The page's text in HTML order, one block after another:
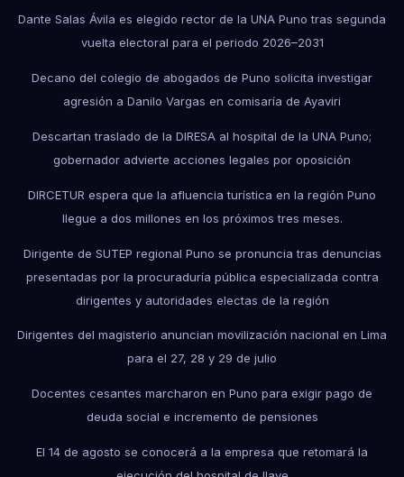
Dante Salas Ávila es elegido rector de la UNA Puno tras segunda
vuelta electoral para el periodo 2026–2031
Decano del colegio de abogados de Puno solicita investigar
agresión a Danilo Vargas en comisaría de Ayaviri
Descartan traslado de la DIRESA al hospital de la UNA Puno;
gobernador advierte acciones legales por oposición
DIRCETUR espera que la afluencia turística en la región Puno
llegue a dos millones en los próximos tres meses.
Dirigente de SUTEP regional Puno se pronuncia tras denuncias
presentadas por la procuraduría pública especializada contra
dirigentes y autoridades electas de la región
Dirigentes del magisterio anuncian movilización nacional en Lima
para el 27, 28 y 29 de julio
Docentes cesantes marcharon en Puno para exigir pago de
deuda social e incremento de pensiones
El 14 de agosto se conocerá a la empresa que retomará la